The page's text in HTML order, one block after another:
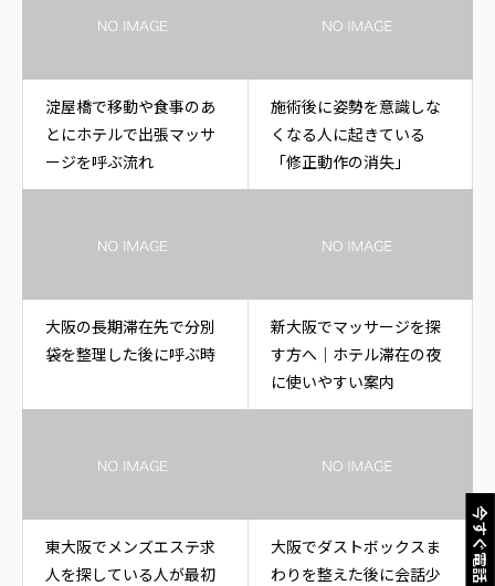
今すぐ電話
淀屋橋で移動や食事のあ
とにホテルで出張マッサ
ージを呼ぶ流れ
施術後に姿勢を意識しな
くなる人に起きている
「修正動作の消失」
大阪の長期滞在先で分別
袋を整理した後に呼ぶ時
新大阪でマッサージを探
す方へ｜ホテル滞在の夜
に使いやすい案内
東大阪でメンズエステ求
人を探している人が最初
大阪でダストボックスま
わりを整えた後に会話少